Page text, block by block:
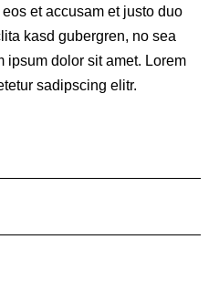
et accusam et justo duo
kasd gubergren, no sea
ipsum dolor sit amet. Lorem
sadipscing elitr.